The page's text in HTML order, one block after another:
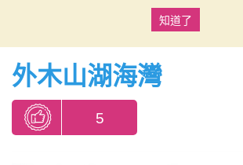
知道了
外木山湖海灣
5